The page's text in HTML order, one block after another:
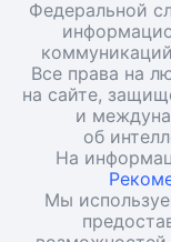
Федеральной
Все права на
на сайте,
и
об
На
Мы